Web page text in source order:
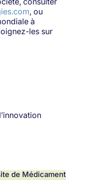
, ou
à
les sur
de Médicament